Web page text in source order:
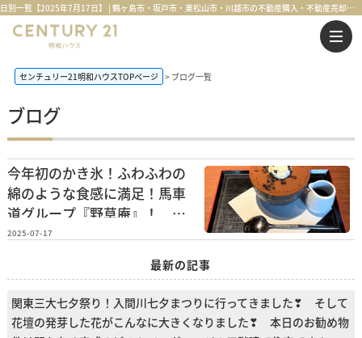
日別一覧【2025年7月17日】 | 鶴ヶ島市・坂戸市・東松山市・川越市の不動産購入・不動産売却のことならセンチュリー21明和ハウス
センチュリー21明和ハウスTOPページ ブログ一覧
ブログ
今年初のかき氷！ふわふわの
綿のような食感に満足！馬車
道グループ『野草庵』！
そして本日のご紹介物件は、
を含む新築住宅のご紹介で
す！
2025-07-17
最新の記事
関東三大七夕祭り！入間川七夕まつりに行ってきました❣ そして
花壇の発芽した花がこんなに大きくなりました❣ 本日のお勧め物